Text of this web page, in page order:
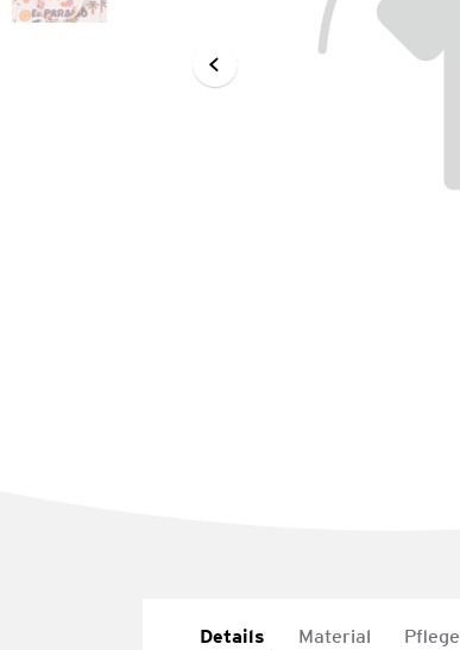
Details Material Pflege